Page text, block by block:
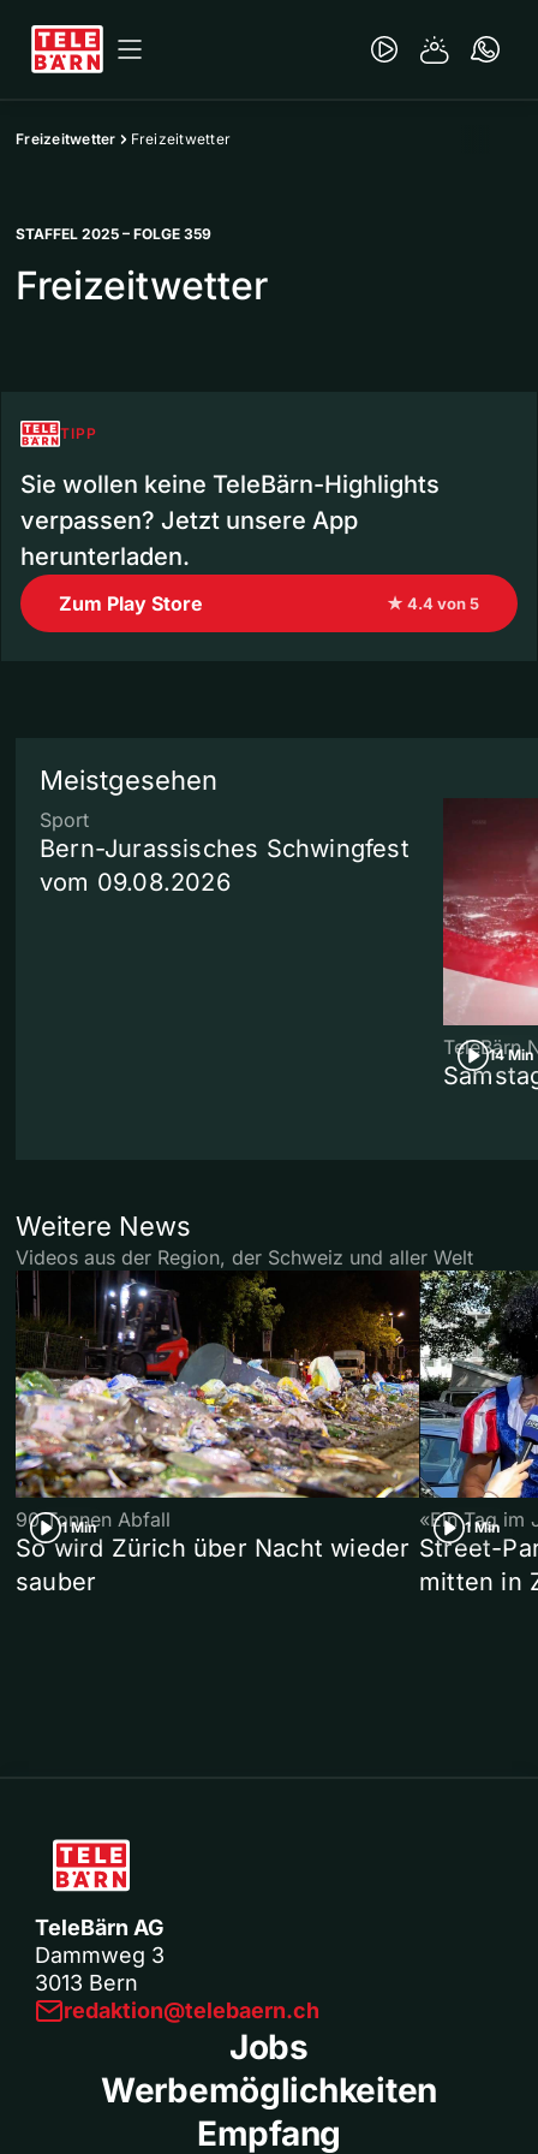
Freizeitwetter Freizeitwetter
STAFFEL 2025 – FOLGE 359
Freizeitwetter
TIPP
Sie wollen keine TeleBärn-Highlights
verpassen? Jetzt unsere App
herunterladen.
Zum Play Store ★ 4.4 von 5
Meistgesehen
Sport
Bern-Jurassisches Schwingfest
vom 09.08.2026
14 Min
TeleBärn
Weitere News
Videos aus der Region, der Schweiz und aller Welt
1 Min
90 Tonnen Abfall
So wird Zürich über Nacht wieder
sauber
1 Min
«Ein Tag im
Street-
mitten in
TeleBärn AG
Dammweg 3
3013 Bern
redaktion@telebaern.ch
Jobs
Werbemöglichkeiten
Empfang